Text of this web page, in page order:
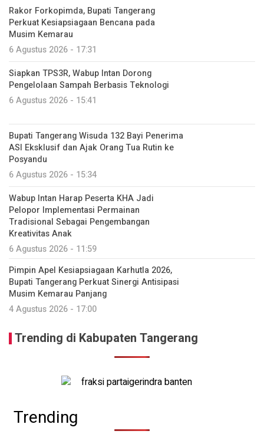
Rakor Forkopimda, Bupati Tangerang
Perkuat Kesiapsiagaan Bencana pada
Musim Kemarau
6 Agustus 2026 - 17:31
Siapkan TPS3R, Wabup Intan Dorong
Pengelolaan Sampah Berbasis Teknologi
6 Agustus 2026 - 15:41
Bupati Tangerang Wisuda 132 Bayi Penerima
ASI Eksklusif dan Ajak Orang Tua Rutin ke
Posyandu
6 Agustus 2026 - 15:34
Wabup Intan Harap Peserta KHA Jadi
Pelopor Implementasi Permainan
Tradisional Sebagai Pengembangan
Kreativitas Anak
6 Agustus 2026 - 11:59
Pimpin Apel Kesiapsiagaan Karhutla 2026,
Bupati Tangerang Perkuat Sinergi Antisipasi
Musim Kemarau Panjang
4 Agustus 2026 - 17:00
Trending di Kabupaten Tangerang
Trending